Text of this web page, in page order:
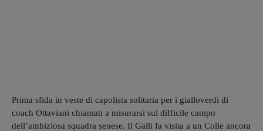
Prima sfida in veste di capolista solitaria per i gialloverdi di
coach Ottaviani chiamati a misurarsi sul difficile campo
dell’ambiziosa squadra senese. Il Galli fa visita a un Colle ancora